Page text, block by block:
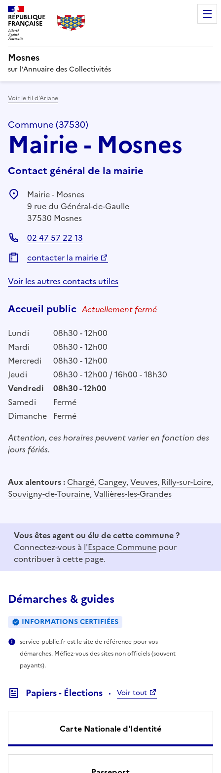
RÉPUBLIQUE
FRANÇAISE
Mosnes
sur l’Annuaire des Collectivités
Voir le fil d’Ariane
Commune (37530)
Mairie - Mosnes
Contact général de la mairie
Mairie - Mosnes
9 rue du Général-de-Gaulle
37530 Mosnes
02 47 57 22 13
contacter la mairie
Voir les autres contacts utiles
Accueil public Actuellement fermé
Lundi
08h30 - 12h00
Mardi
08h30 - 12h00
Mercredi
08h30 - 12h00
Jeudi
08h30 - 12h00 / 16h00 - 18h30
Vendredi
08h30 - 12h00
Samedi
Fermé
Dimanche Fermé
Attention, ces horaires peuvent varier en fonction des
jours fériés.
Aux alentours : Chargé, Cangey,Veuves, Rilly-sur-Loire,
Souvigny-de-Touraine,Vallières-les-Grandes
Vous êtes agent ou élu de cette commune ?
Connectez-vous à l'Espace Commune pour
contribuer à cette page.
Démarches & guides
INFORMATIONS CERTIFIÉES
service-public.fr est le site de référence pour vos
démarches. Méfiez-vous des sites non officiels (souvent
payants).
Papiers - Élections Voir tout
Carte Nationale d'Identité